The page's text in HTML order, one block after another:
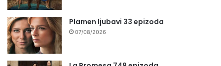
Plamen ljubavi 33 epizoda
07/08/2026